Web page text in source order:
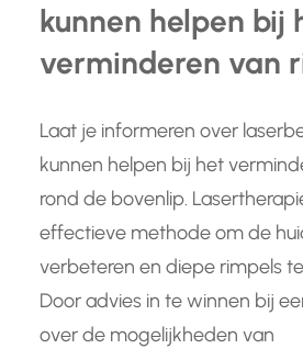
kunnen helpen bij
verminderen van
Laat je informeren over
kunnen helpen bij het
rond de bovenlip.
effectieve methode om de
verbeteren en diepe rimpels
Door advies in te winnen bij
over de mogelijkheden van